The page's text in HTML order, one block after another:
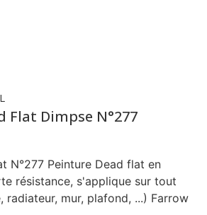
Flat Dimpse N°277
N°277 Peinture Dead flat en
résistance, s'applique sur tout
radiateur, mur, plafond, ...) Farrow